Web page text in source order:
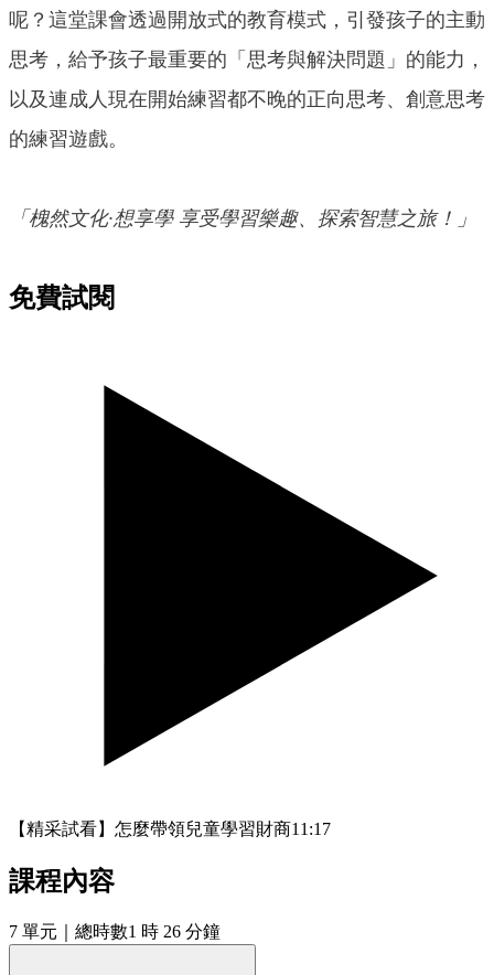
呢？這堂課會透過開放式的教育模式，引發孩子的主動
思考，給予孩子最重要的「思考與解決問題」的能力，
以及連成人現在開始練習都不晚的正向思考、創意思考
的練習遊戲。
「槐然文化∙想享學 享受學習樂趣、探索智慧之旅！」
免費試閱
【精采試看】怎麼帶領兒童學習財商11:17
課程內容
7 單元 ｜總時數1 時 26 分鐘